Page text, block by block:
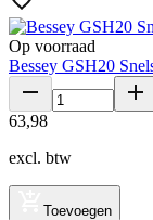
Op voorraad
Bessey GSH20
63,98
excl. btw
Toevoegen